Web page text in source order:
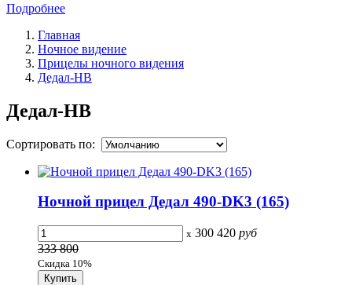
Подробнее
Главная
Ночное видение
Прицелы ночного видения
Дедал-НВ
Дедал-НВ
Сортировать по:
Ночной прицел Дедал 490-DK3 (165)
x 300 420 руб
333 800
Скидка 10%